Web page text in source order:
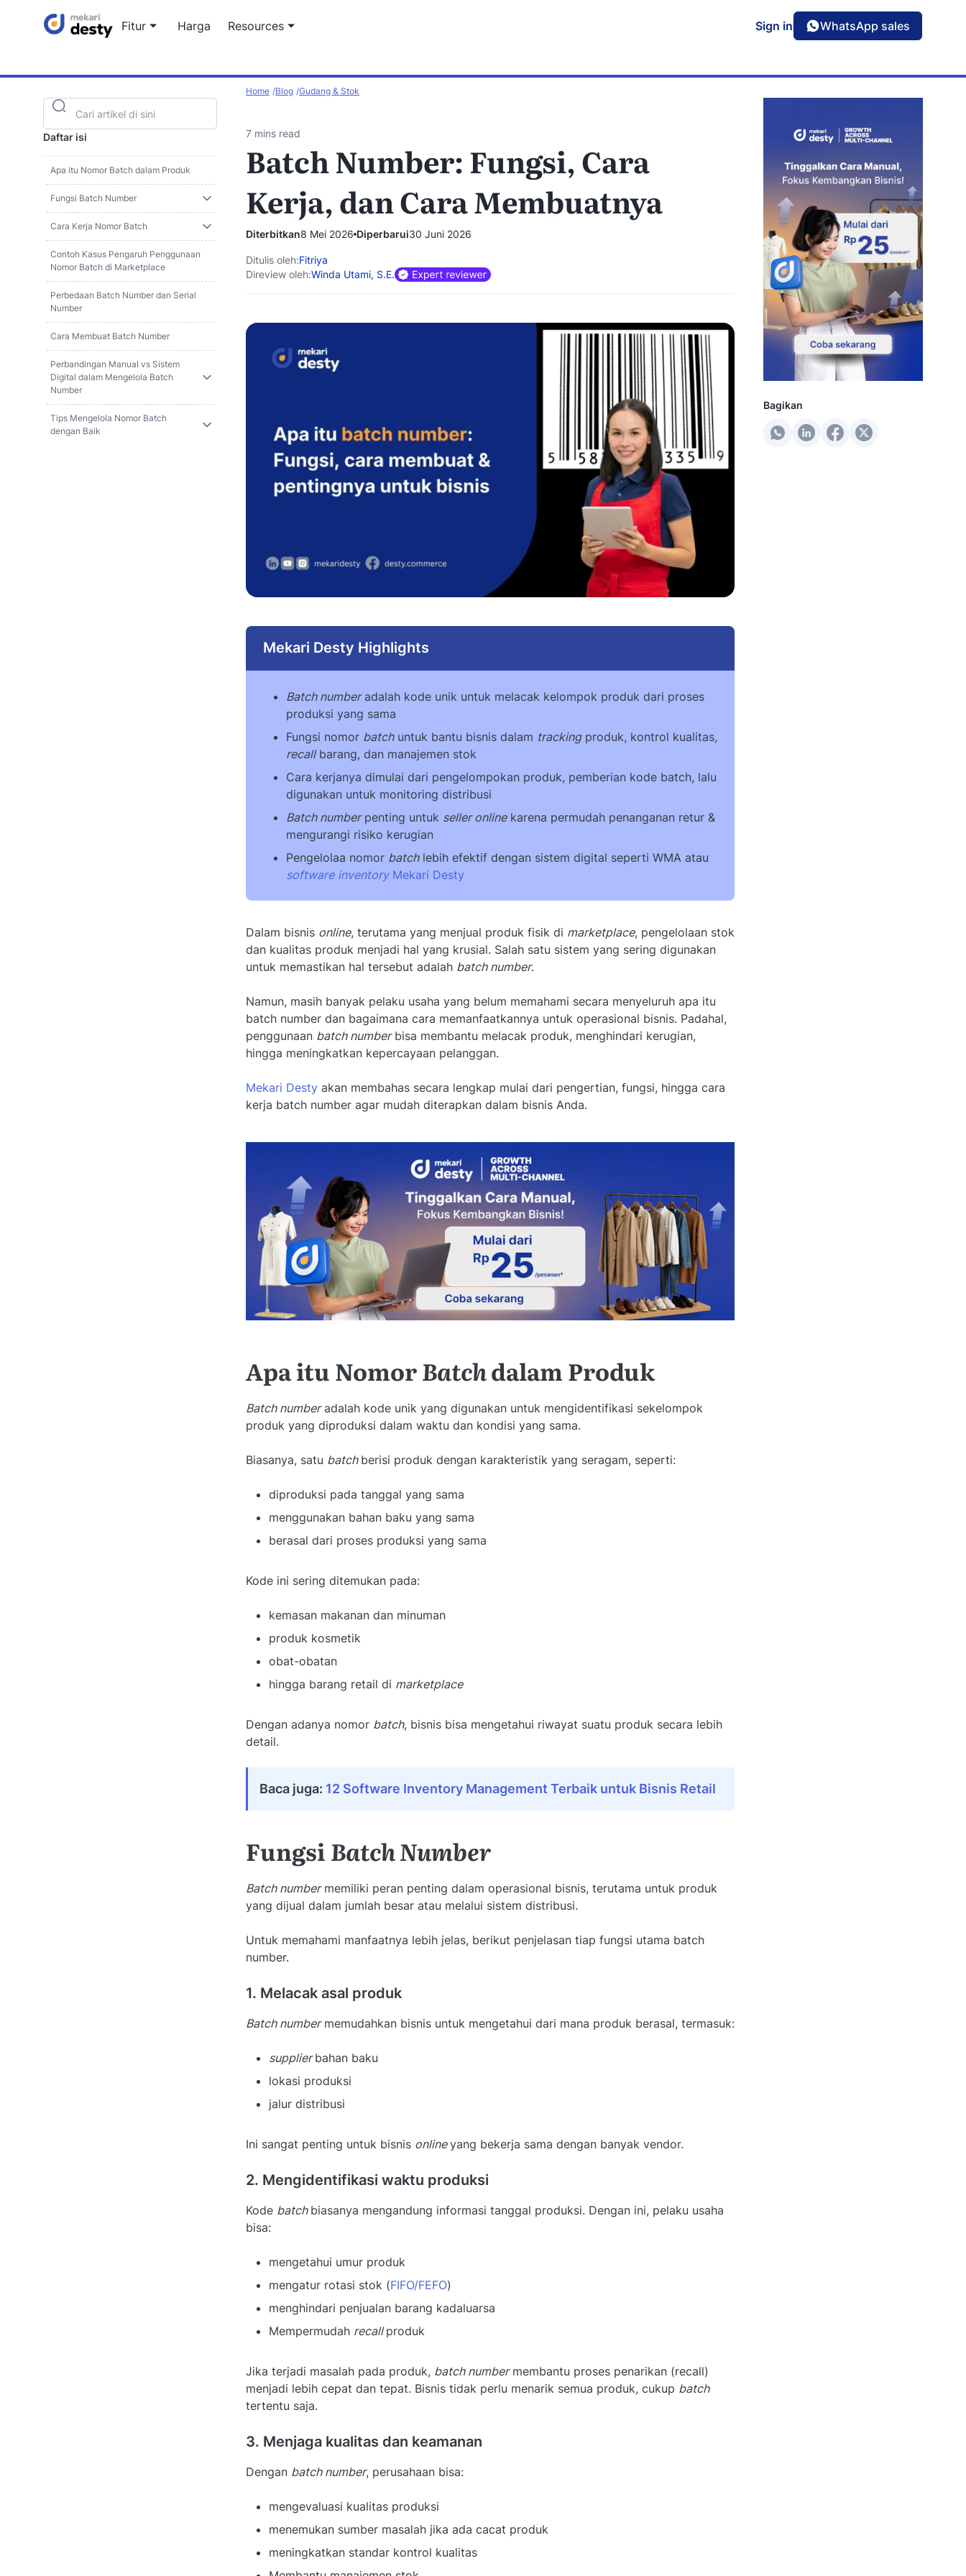
Fitur Harga Resources
Artikel blog
omnichannel
Afiliasi Strategis
Kolaborasi & kemitraan resmi Mekari Desty
Sign in WhatsApp sales
Daftar isi
Apa itu Nomor Batch dalam Produk
Fungsi Batch Number
Cara Kerja Nomor Batch
Contoh Kasus Pengaruh Penggunaan
Nomor Batch di Marketplace
Perbedaan Batch Number dan Serial
Number
Cara Membuat Batch Number
Perbandingan Manual vs Sistem
Digital dalam Mengelola Batch
Number
Tips Mengelola Nomor Batch
dengan Baik
Home Blog Gudang & Stok
7 mins read
Batch Number: Fungsi, Cara
Kerja, dan Cara Membuatnya
Diterbitkan8 Mei 2026 Diperbarui30 Juni 2026
Ditulis oleh:Fitriya
Direview oleh:Winda Utami, S.E.
Mekari Desty Highlights
Batch numberadalah kode unik untuk melacak kelompok produk dari proses
produksi yang sama
Fungsi nomor batchuntuk bantu bisnis dalam trackingproduk, kontrol kualitas,
recallbarang, dan manajemen stok
Cara kerjanya dimulai dari pengelompokan produk, pemberian kode batch, lalu
digunakan untuk monitoring distribusi
Batch numberpenting untuk seller onlinekarena permudah penanganan retur &
mengurangi risiko kerugian
Pengelolaa nomor batchlebih efektif dengan sistem digital seperti WMA atau
software inventoryMekari Desty
Dalam bisnis online, terutama yang menjual produk fisik di marketplace, pengelolaan stok
dan kualitas produk menjadi hal yang krusial. Salah satu sistem yang sering digunakan
untuk memastikan hal tersebut adalah batch number.
Namun, masih banyak pelaku usaha yang belum memahami secara menyeluruh apa itu
batch number dan bagaimana cara memanfaatkannya untuk operasional bisnis. Padahal,
penggunaan batch numberbisa membantu melacak produk, menghindari kerugian,
hingga meningkatkan kepercayaan pelanggan.
Mekari Desty akan membahas secara lengkap mulai dari pengertian, fungsi, hingga cara
kerja batch number agar mudah diterapkan dalam bisnis Anda.
Apa itu NomorBatchdalam Produk
Batch numberadalah kode unik yang digunakan untuk mengidentifikasi sekelompok
produk yang diproduksi dalam waktu dan kondisi yang sama.
Biasanya, satu batch berisi produk dengan karakteristik yang seragam, seperti:
diproduksi pada tanggal yang sama
menggunakan bahan baku yang sama
berasal dari proses produksi yang sama
Kode ini sering ditemukan pada:
kemasan makanan dan minuman
produk kosmetik
obat-obatan
hingga barang retail di marketplace
Dengan adanya nomor batch, bisnis bisa mengetahui riwayat suatu produk secara lebih
detail.
Baca juga: 12 Software Inventory Management Terbaik untuk Bisnis Retail
FungsiBatch Number
Batch numbermemiliki peran penting dalam operasional bisnis, terutama untuk produk
yang dijual dalam jumlah besar atau melalui sistem distribusi.
Untuk memahami manfaatnya lebih jelas, berikut penjelasan tiap fungsi utama batch
number.
1. Melacak asal produk
Batch numbermemudahkan bisnis untuk mengetahui dari mana produk berasal, termasuk:
supplierbahan baku
lokasi produksi
jalur distribusi
Ini sangat penting untuk bisnis onlineyang bekerja sama dengan banyak vendor.
2. Mengidentifikasi waktu produksi
Kode batch biasanya mengandung informasi tanggal produksi. Dengan ini, pelaku usaha
bisa:
mengetahui umur produk
mengatur rotasi stok (FIFO/FEFO)
menghindari penjualan barang kadaluarsa
Mempermudah recallproduk
Jika terjadi masalah pada produk, batch numbermembantu proses penarikan (recall)
menjadi lebih cepat dan tepat. Bisnis tidak perlu menarik semua produk, cukup batch
tertentu saja.
3. Menjaga kualitas dan keamanan
Dengan batch number, perusahaan bisa:
mengevaluasi kualitas produksi
menemukan sumber masalah jika ada cacat produk
meningkatkan standar kontrol kualitas
Bagikan